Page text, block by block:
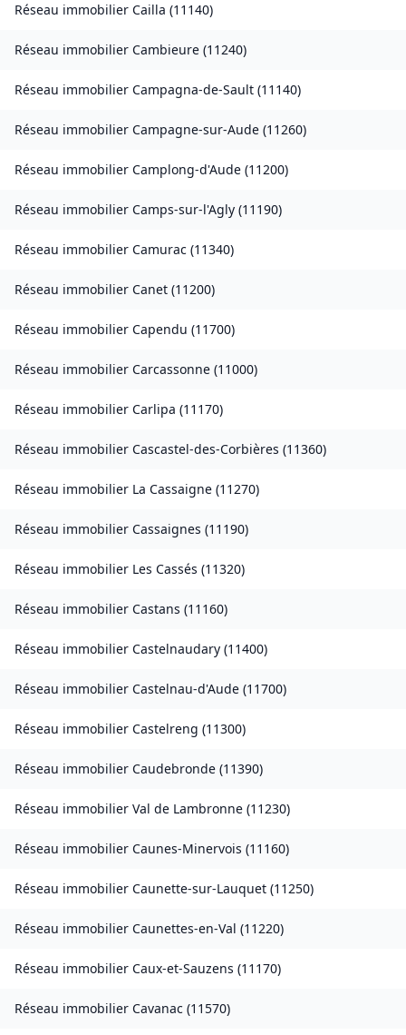
Réseau immobilier Cailla (11140)
Réseau immobilier Cambieure (11240)
Réseau immobilier Campagna-de-Sault (11140)
Réseau immobilier Campagne-sur-Aude (11260)
Réseau immobilier Camplong-d'Aude (11200)
Réseau immobilier Camps-sur-l'Agly (11190)
Réseau immobilier Camurac (11340)
Réseau immobilier Canet (11200)
Réseau immobilier Capendu (11700)
Réseau immobilier Carcassonne (11000)
Réseau immobilier Carlipa (11170)
Réseau immobilier Cascastel-des-Corbières (11360)
Réseau immobilier La Cassaigne (11270)
Réseau immobilier Cassaignes (11190)
Réseau immobilier Les Cassés (11320)
Réseau immobilier Castans (11160)
Réseau immobilier Castelnaudary (11400)
Réseau immobilier Castelnau-d'Aude (11700)
Réseau immobilier Castelreng (11300)
Réseau immobilier Caudebronde (11390)
Réseau immobilier Val de Lambronne (11230)
Réseau immobilier Caunes-Minervois (11160)
Réseau immobilier Caunette-sur-Lauquet (11250)
Réseau immobilier Caunettes-en-Val (11220)
Réseau immobilier Caux-et-Sauzens (11170)
Réseau immobilier Cavanac (11570)